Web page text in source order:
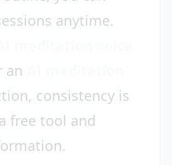
anytime.
an
consistency is
free tool and